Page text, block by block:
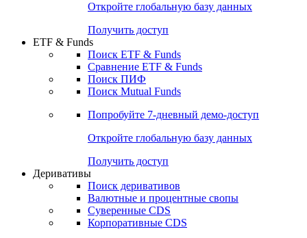
Поиск кредитов
Попробуйте7-дневный
Откройте глобальную базу данных
Получить доступ
ETF & Funds
Сравнение ETF & Funds
Поиск Mutual Funds
Попробуйте7-дневный
Откройте глобальную базу данных
Получить доступ
Деривативы